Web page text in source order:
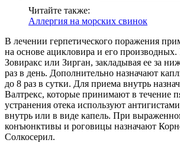
Читайте также:
Аллергия на морских свинок
В лечении герпетического поражения
на основе ацикловира и его
Зовиракс или Зирган, закладывая ее за
раз в день. Дополнительно назначают
до 8 раз в сутки. Для приема внутрь
Валтрекс, которые принимают в течение
устранения отека используют
внутрь или в виде капель. При
конъюнктивы и роговицы назначают
Солкосерил.